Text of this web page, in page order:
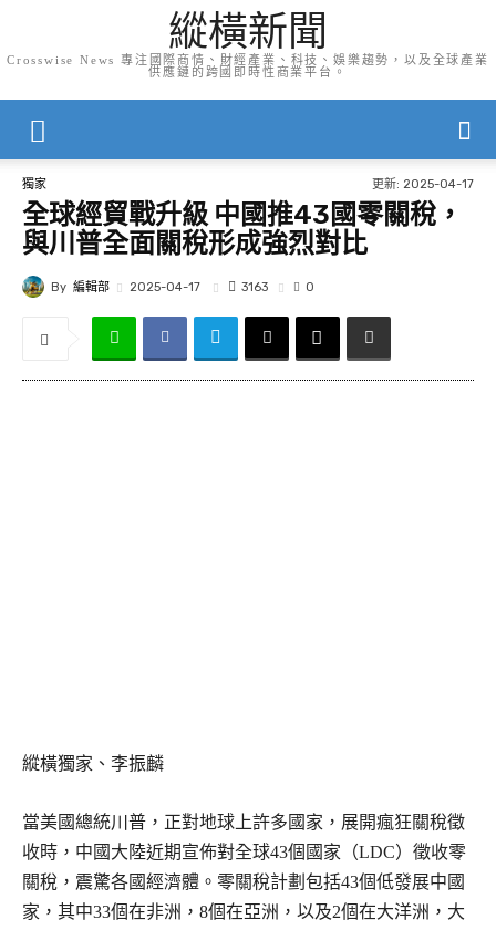
縱橫新聞
Crosswise News 專注國際商情、財經產業、科技、娛樂趨勢，以及全球產業
供應鏈的跨國即時性商業平台。
獨家 更新: 2025-04-17
全球經貿戰升級 中國推43國零關稅，
與川普全面關稅形成強烈對比
By 編輯部 2025-04-17 3163 0
縱橫獨家、李振麟
當美國總統川普，正對地球上許多國家，展開瘋狂關稅徵
收時，中國大陸近期宣佈對全球43個國家（LDC）徵收零
關稅，震驚各國經濟體。零關稅計劃包括43個低發展中國
家，其中33個在非洲，8個在亞洲，以及2個在大洋洲，大